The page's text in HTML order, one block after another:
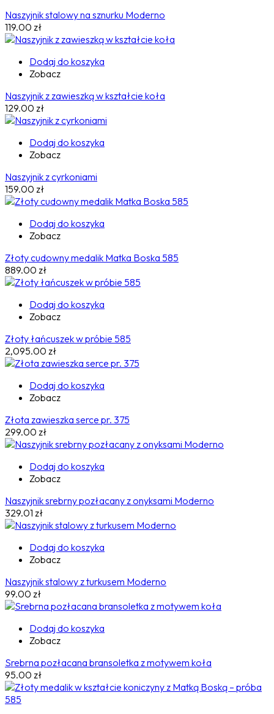
Naszyjnik stalowy na sznurku Moderno
119.00 zł
Dodaj do koszyka
Zobacz
Naszyjnik z zawieszką w kształcie koła
129.00 zł
Dodaj do koszyka
Zobacz
Naszyjnik z cyrkoniami
159.00 zł
Dodaj do koszyka
Zobacz
Złoty cudowny medalik Matka Boska 585
889.00 zł
Dodaj do koszyka
Zobacz
Złoty łańcuszek w próbie 585
2,095.00 zł
Dodaj do koszyka
Zobacz
Złota zawieszka serce pr. 375
299.00 zł
Dodaj do koszyka
Zobacz
Naszyjnik srebrny pozłacany z onyksami Moderno
329.01 zł
Dodaj do koszyka
Zobacz
Naszyjnik stalowy z turkusem Moderno
99.00 zł
Dodaj do koszyka
Zobacz
Srebrna pozłacana bransoletka z motywem koła
95.00 zł